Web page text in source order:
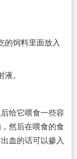
饲料里面放入
。
给它喂食一些容
然后在喂食的食
血的话可以掺入